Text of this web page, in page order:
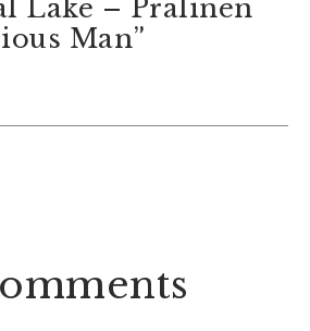
Lake – Pralinen
Man”